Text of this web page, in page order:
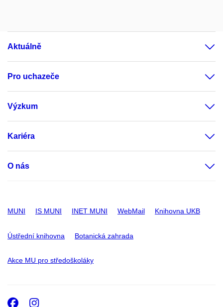
Aktuálně
Pro uchazeče
Výzkum
Kariéra
O nás
MUNI IS MUNI INET MUNI WebMail Knihovna UKB
Ústřední knihovna Botanická zahrada
Akce MU pro středoškoláky
Facebook
Instagram